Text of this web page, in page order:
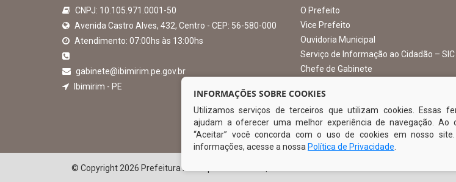
EXIBIR MAPA DO SITE
INSTITUCIONAL
Avenida Castro Alves, 432, Centro - CEP: 56-580-000
Atendimento: 07:00hs às 13:00hs
gabinete@ibimirim.pe.gov.br
ORGANIZACIONAL
O Prefeito
Vice Prefeito
Ouvidoria Municipal
Chefe de Gabinete
INFORMAÇÕES SOBRE COOKIES
Utilizamos serviços de terceiros que utilizam cookies. Essas
ajudam a oferecer uma melhor experiência de navegação. Ao
“Aceitar” você concorda com o uso de cookies em nosso
informações, acesse a nossa Política de Privacidade